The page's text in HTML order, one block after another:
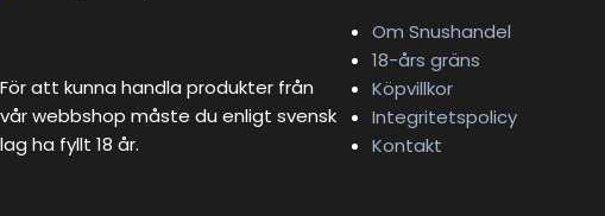
För att kunna handla produkter från
vår webbshop måste du enligt svensk
lag ha fyllt 18 år.
Om Snushandel
18-års gräns
Köpvillkor
Integritetspolicy
Kontakt